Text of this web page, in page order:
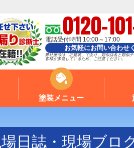
0120-
電話受付時間 10:00～17:00
お気軽にお問い合わせ
弊社屋号は「匠建装」であり、類似店名と類似
客様が多発しているため、ご注意ください。
塗装メニュー
日誌・現場ブロ